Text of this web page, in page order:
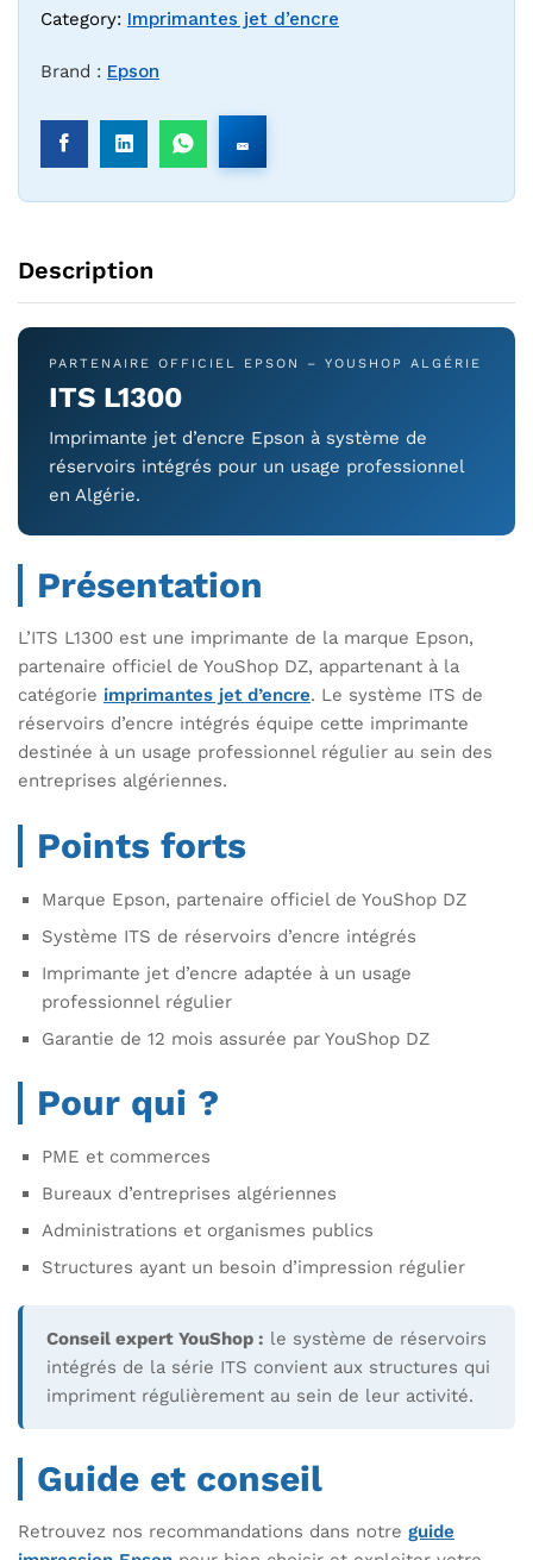
Category: Imprimantes jet d’encre
Brand : Epson
Description
PARTENAIRE OFFICIEL EPSON – YOUSHOP ALGÉRIE
ITS L1300
Imprimante jet d’encre Epson à système de
réservoirs intégrés pour un usage professionnel
en Algérie.
Présentation
L’ITS L1300 est une imprimante de la marque Epson,
partenaire officiel de YouShop DZ, appartenant à la
catégorie imprimantes jet d’encre. Le système ITS de
réservoirs d’encre intégrés équipe cette imprimante
destinée à un usage professionnel régulier au sein des
entreprises algériennes.
Points forts
Marque Epson, partenaire officiel de YouShop DZ
Système ITS de réservoirs d’encre intégrés
Imprimante jet d’encre adaptée à un usage
professionnel régulier
Garantie de 12 mois assurée par YouShop DZ
Pour qui ?
PME et commerces
Bureaux d’entreprises algériennes
Administrations et organismes publics
Structures ayant un besoin d’impression régulier
Conseil expert YouShop : le système de réservoirs
intégrés de la série ITS convient aux structures qui
impriment régulièrement au sein de leur activité.
Guide et conseil
Retrouvez nos recommandations dans notre guide